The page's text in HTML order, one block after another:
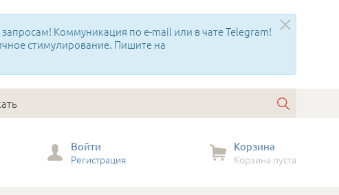
Коммуникация по e-mail или в чате Telegram!
стимулирование. Пишите на
Войти
Регистрация
Корзина
Корзина пуста